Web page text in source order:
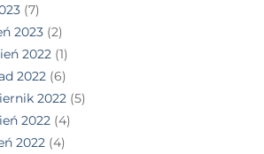
(7)
2023(2)
2022(1)
2022(6)
2022(5)
2022(4)
2022(4)